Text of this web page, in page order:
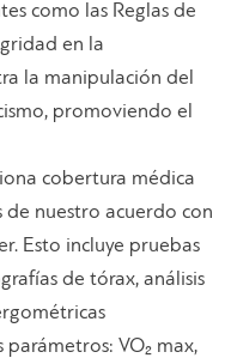
como las Reglas de
en la
la manipulación del
promoviendo el
cobertura médica
de nuestro acuerdo con
Esto incluye pruebas
de tórax, análisis
VO₂ max,